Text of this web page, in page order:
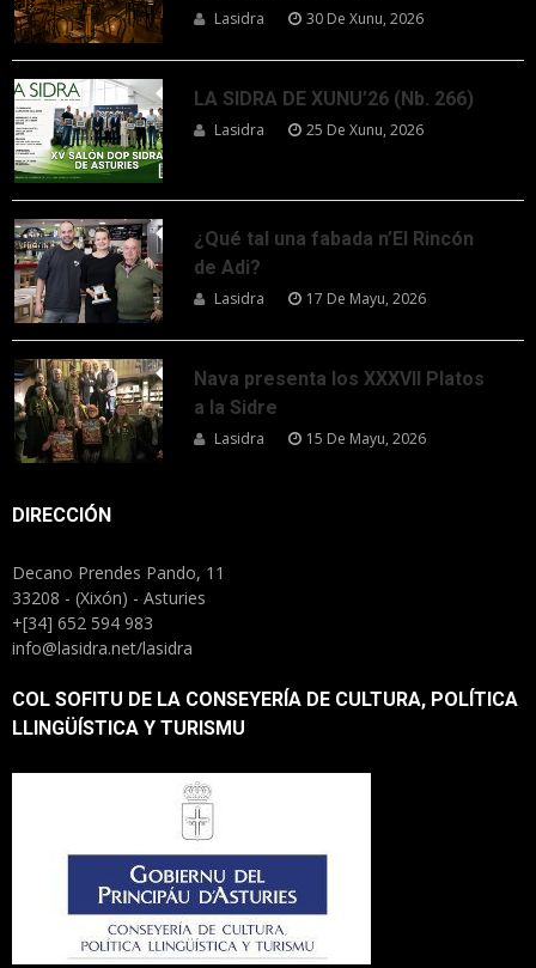
Lasidra 30 De Xunu, 2026
LA SIDRA DE XUNU’26 (Nb. 266)
Lasidra 25 De Xunu, 2026
¿Qué tal una fabada n’El Rincón
de Adi?
Lasidra 17 De Mayu, 2026
Nava presenta los XXXVII Platos
a la Sidre
Lasidra 15 De Mayu, 2026
DIRECCIÓN
Decano Prendes Pando, 11
33208 - (Xixón) - Asturies
+[34] 652 594 983
info@lasidra.net/lasidra
COL SOFITU DE LA CONSEYERÍA DE CULTURA, POLÍTICA
LLINGÜÍSTICA Y TURISMU